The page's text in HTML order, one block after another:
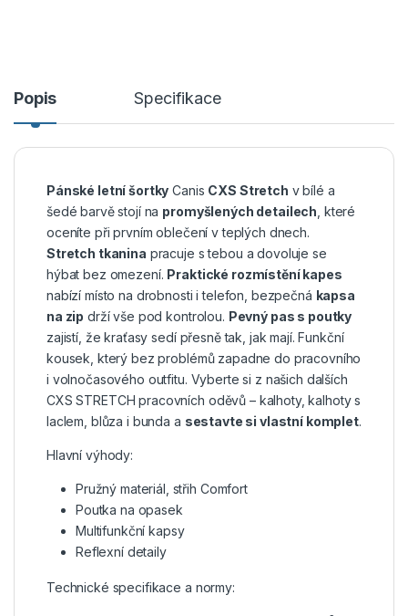
Popis Specifikace
Pánské letní šortky Canis CXS Stretch v bílé a
šedé barvě stojí na promyšlených detailech , které
oceníte při prvním oblečení v teplých dnech.
Stretch tkanina pracuje s tebou a dovoluje se
hýbat bez omezení. Praktické rozmístění kapes
nabízí místo na drobnosti i telefon, bezpečná kapsa
na zip drží vše pod kontrolou. Pevný pas s poutky
zajistí, že kraťasy sedí přesně tak, jak mají. Funkční
kousek, který bez problémů zapadne do pracovního
i volnočasového outfitu. Vyberte si z našich dalších
CXS STRETCHpracovních oděvů – kalhoty, kalhoty s
laclem, blůza i bunda a sestavte si vlastní komplet.
Hlavní výhody:
Pružný materiál, střih Comfort
Poutka na opasek
Multifunkční kapsy
Reflexní detaily
Technické specifikace a normy: